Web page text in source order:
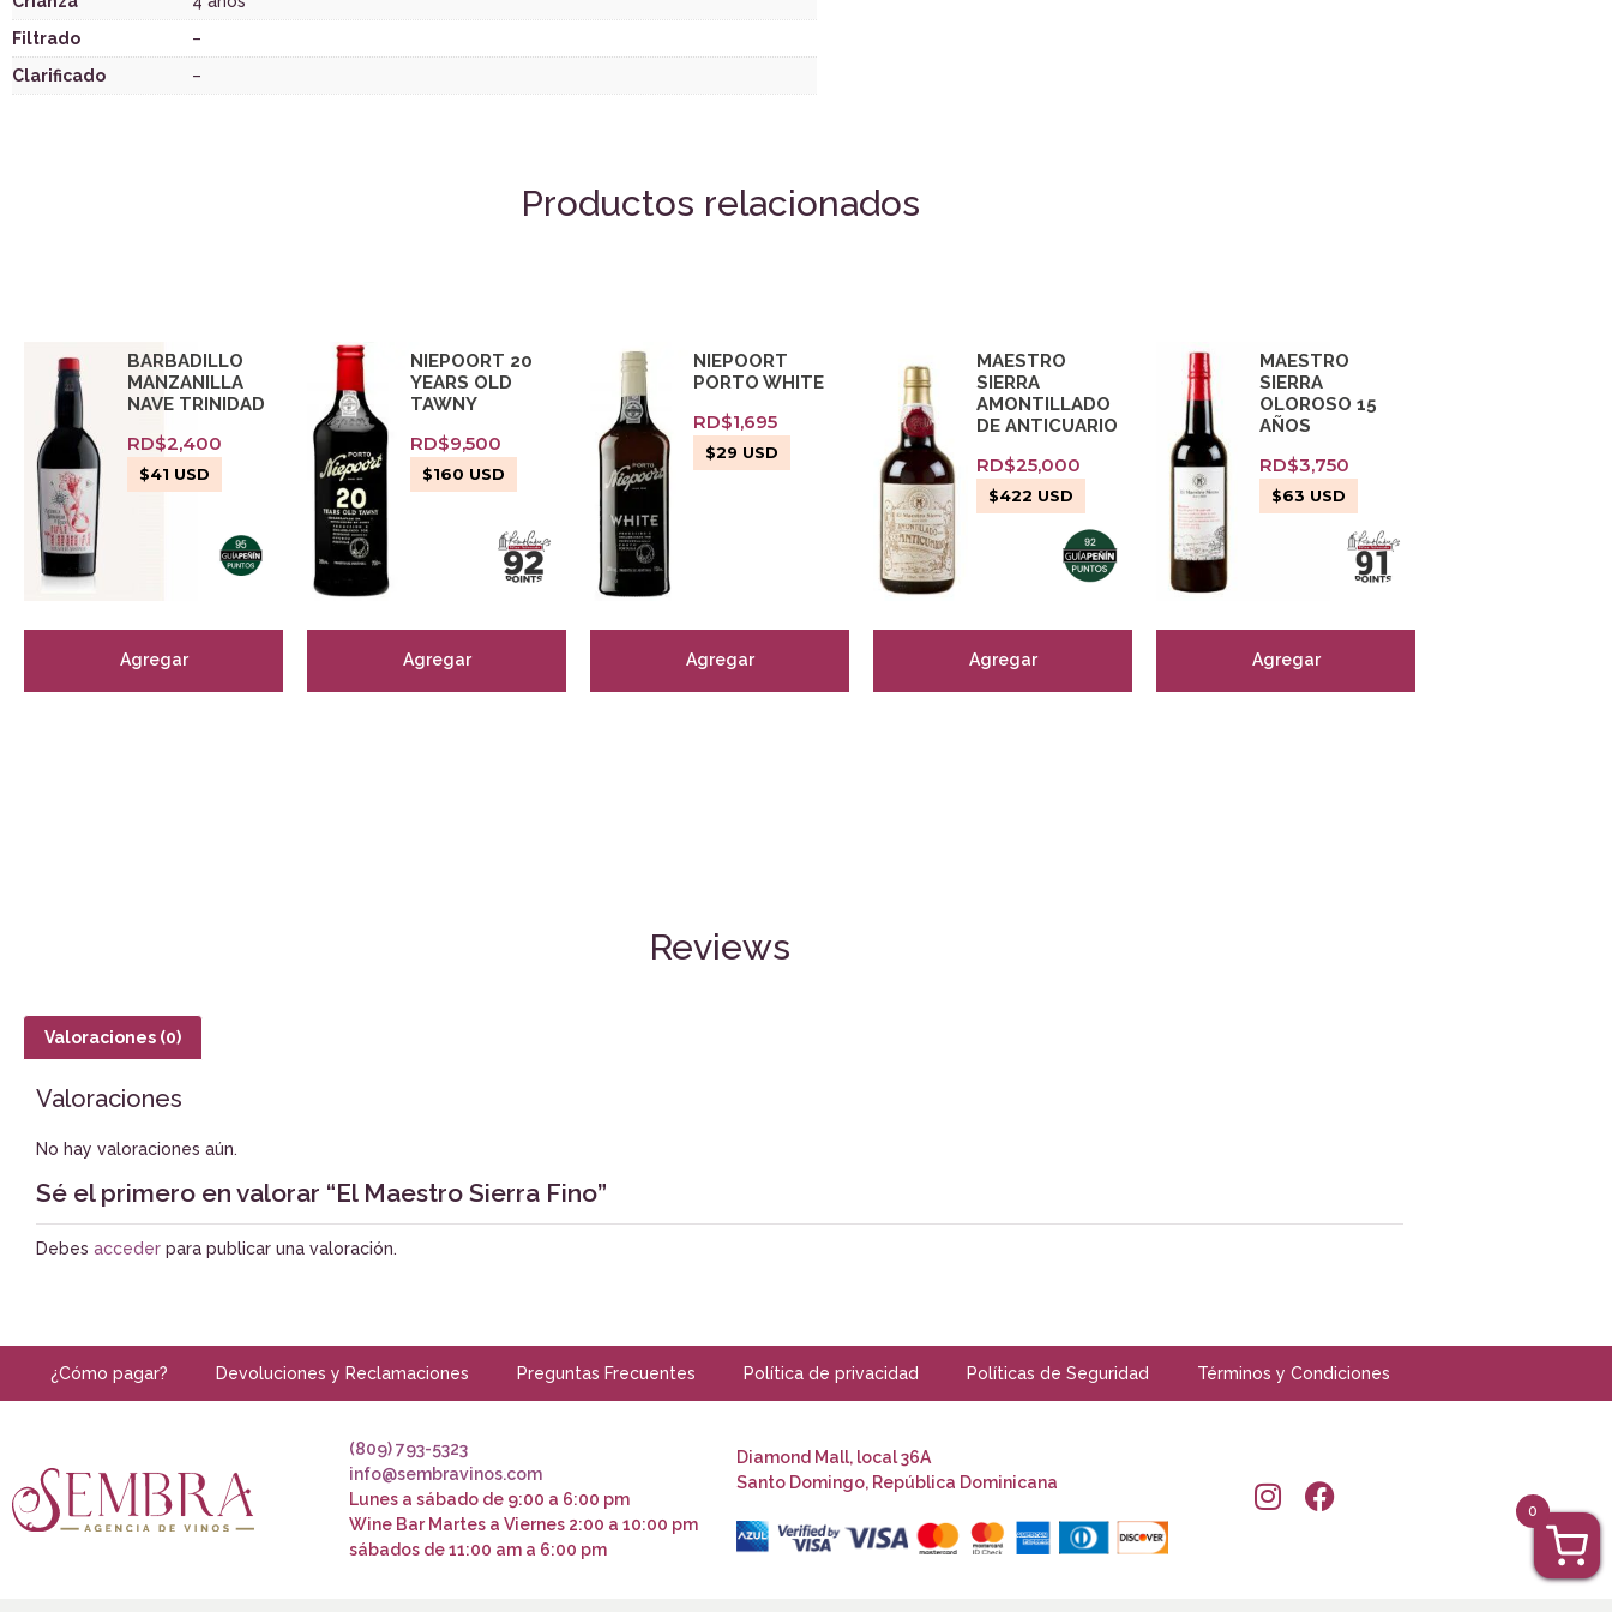
Filtrado
–
Clarificado
–
Productos relacionados
BARBADILLO
MANZANILLA
NAVE TRINIDAD
RD$2,400
$41 USD
Agregar
NIEPOORT 20
YEARS OLD
TAWNY
RD$9,500
$160 USD
Agregar
NIEPOORT
PORTO WHITE
RD$1,695
$29 USD
Agregar
MAESTRO
SIERRA
AMONTILLADO
DE ANTICUARIO
RD$25,000
$422 USD
Agregar
MAESTRO
SIERRA
OLOROSO 15
AÑOS
RD$3,750
$63 USD
Agregar
Reviews
Valoraciones (0)
Valoraciones
No hay valoraciones aún.
Sé el primero en valorar “El Maestro Sierra Fino”
Debes acceder para publicar una valoración.
¿Cómo pagar? Devoluciones y Reclamaciones Preguntas Frecuentes Política de privacidad Políticas de Seguridad Términos y Condiciones
(809) 793-5323
info@sembravinos.com
Lunes a sábado de 9:00 a 6:00 pm
Wine Bar Martes a Viernes 2:00 a 10:00 pm
sábados de 11:00 am a 6:00 pm
Diamond Mall, local 36A
Santo Domingo, República Dominicana
0